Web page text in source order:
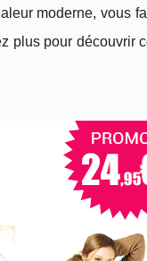
moderne, vous
plus pour découvrir